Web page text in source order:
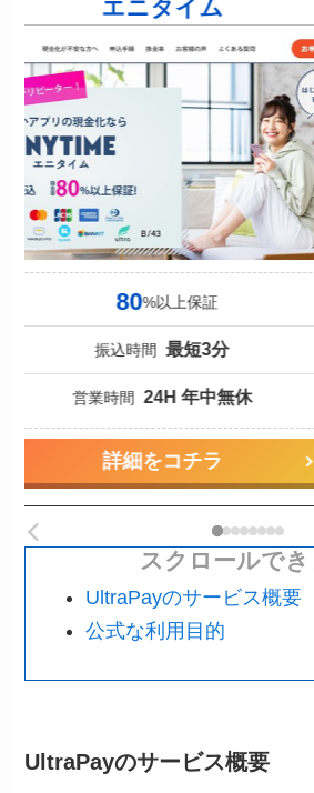
エニタイム
80%以上保証
振込時間 最短3分
営業時間 24H 年中無休
詳細をコチラ
スクロールで
UltraPayのサービス概要
公式な利用目的
UltraPayのサービス概要